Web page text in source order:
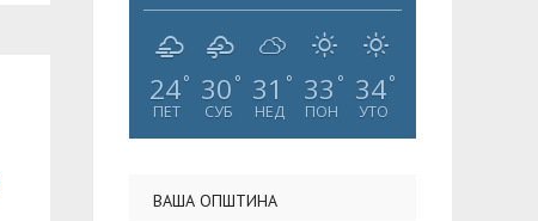
24°
ПЕТ
30 °
СУБ
31 °
НЕД
33 °
ПОН
34°
УТО
ВАША ОПШТИНА